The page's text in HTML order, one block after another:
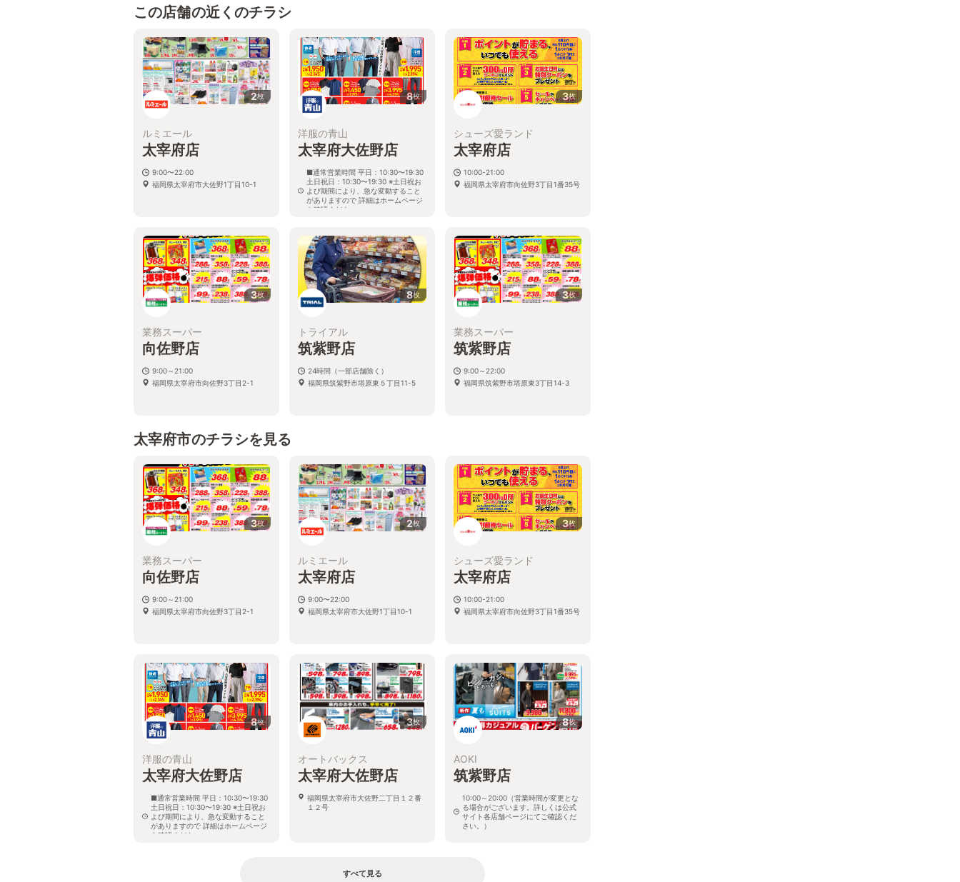
この店舗の近くのチラシ
2枚
ルミエール
太宰府店
9:00〜22:00
福岡県太宰府市大佐野1丁目10-1
8枚
洋服の青山
太宰府大佐野店
■通常営業時間 平日：10:30〜19:30
土日祝日：10:30〜19:30 ※土日祝お
よび期間により、急な変動すること
がありますので 詳細はホームページ
を確認ください
3枚
シューズ愛ランド
太宰府店
10:00-21:00
福岡県太宰府市向佐野3丁目1番35号
3枚
業務スーパー
向佐野店
9:00～21:00
福岡県太宰府市向佐野3丁目2-1
8枚
トライアル
筑紫野店
24時間（一部店舗除く）
福岡県筑紫野市塔原東５丁目11-5
3枚
業務スーパー
筑紫野店
9:00～22:00
福岡県筑紫野市塔原東3丁目14-3
太宰府市のチラシを見る
3枚
業務スーパー
向佐野店
9:00～21:00
福岡県太宰府市向佐野3丁目2-1
2枚
ルミエール
太宰府店
9:00〜22:00
福岡県太宰府市大佐野1丁目10-1
3枚
シューズ愛ランド
太宰府店
10:00-21:00
福岡県太宰府市向佐野3丁目1番35号
8枚
洋服の青山
太宰府大佐野店
■通常営業時間 平日：10:30〜19:30
土日祝日：10:30〜19:30 ※土日祝お
よび期間により、急な変動すること
がありますので 詳細はホームページ
を確認ください
3枚
オートバックス
太宰府大佐野店
福岡県太宰府市大佐野二丁目１２番
１２号
8枚
AOKI
筑紫野店
10:00～20:00（営業時間が変更とな
る場合がございます。詳しくは公式
サイト各店舗ページにてご確認くだ
さい。）
すべて見る